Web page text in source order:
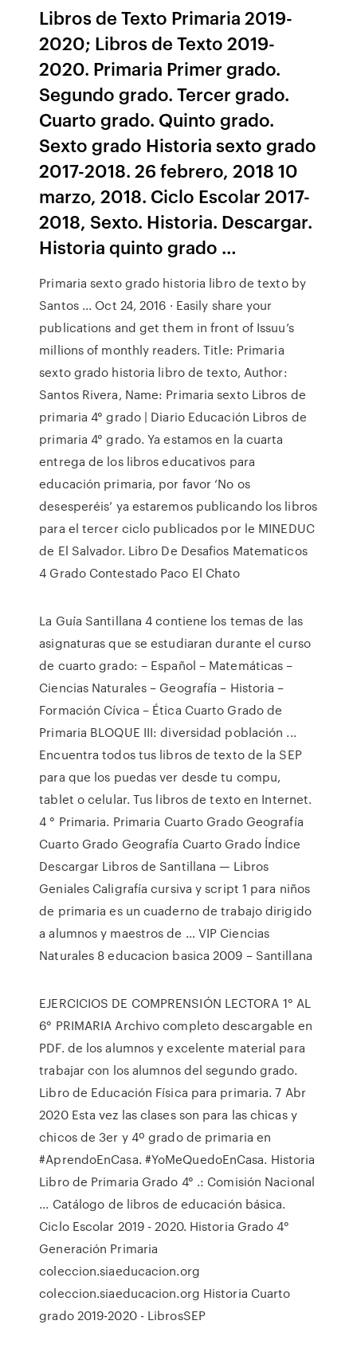
Libros de Texto Primaria 2019-
2020; Libros de Texto 2019-
2020. Primaria Primer grado.
Segundo grado. Tercer grado.
Cuarto grado. Quinto grado.
Sexto grado Historia sexto grado
2017-2018. 26 febrero, 2018 10
marzo, 2018. Ciclo Escolar 2017-
2018, Sexto. Historia. Descargar.
Historia quinto grado …
Primaria sexto grado historia libro de texto by
Santos ... Oct 24, 2016 · Easily share your
publications and get them in front of Issuu’s
millions of monthly readers. Title: Primaria
sexto grado historia libro de texto, Author:
Santos Rivera, Name: Primaria sexto Libros de
primaria 4° grado | Diario Educación Libros de
primaria 4° grado. Ya estamos en la cuarta
entrega de los libros educativos para
educación primaria, por favor ‘No os
desesperéis’ ya estaremos publicando los libros
para el tercer ciclo publicados por le MINEDUC
de El Salvador. Libro De Desafios Matematicos
4 Grado Contestado Paco El Chato
La Guía Santillana 4 contiene los temas de las
asignaturas que se estudiaran durante el curso
de cuarto grado: – Español – Matemáticas –
Ciencias Naturales – Geografía – Historia –
Formación Cívica – Ética Cuarto Grado de
Primaria BLOQUE III: diversidad población ...
Encuentra todos tus libros de texto de la SEP
para que los puedas ver desde tu compu,
tablet o celular. Tus libros de texto en Internet.
4 ° Primaria. Primaria Cuarto Grado Geografía
Cuarto Grado Geografía Cuarto Grado Índice
Descargar Libros de Santillana — Libros
Geniales Caligrafía cursiva y script 1 para niños
de primaria es un cuaderno de trabajo dirigido
a alumnos y maestros de … VIP Ciencias
Naturales 8 educacion basica 2009 – Santillana
EJERCICIOS DE COMPRENSIÓN LECTORA 1° AL
6° PRIMARIA Archivo completo descargable en
PDF. de los alumnos y excelente material para
trabajar con los alumnos del segundo grado.
Libro de Educación Física para primaria. 7 Abr
2020 Esta vez las clases son para las chicas y
chicos de 3er y 4º grado de primaria en
#AprendoEnCasa. #YoMeQuedoEnCasa. Historia
Libro de Primaria Grado 4° .: Comisión Nacional
... Catálogo de libros de educación básica.
Ciclo Escolar 2019 - 2020. Historia Grado 4°
Generación Primaria
coleccion.siaeducacion.org
coleccion.siaeducacion.org Historia Cuarto
grado 2019-2020 - LibrosSEP